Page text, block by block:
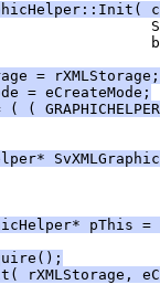
= rXMLStorage;
= eCreateMode;
( (
pThis =
rXMLStorage,